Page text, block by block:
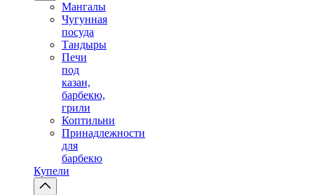
Мангалы
Чугунная
посуда
Тандыры
Печи
под
казан,
барбекю,
грили
Коптильни
Принадлежности
для
барбекю
Купели